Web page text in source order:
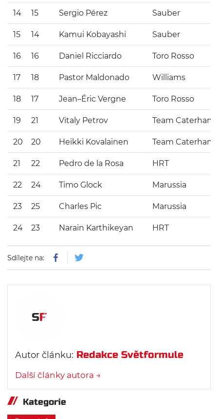
14 15 Sergio Pérez Sauber
15 14 Kamui Kobayashi Sauber
16 16 Daniel Ricciardo Toro Rosso
17 18 Pastor Maldonado Williams
18 17 Jean–Éric Vergne Toro Rosso
19 21 Vitaly Petrov Team Caterham
20 20 Heikki Kovalainen Team Caterham
21 22 Pedro de la Rosa HRT
22 24 Timo Glock Marussia
23 25 Charles Pic Marussia
24 23 Narain Karthikeyan HRT
Sdílejte na:
Autor článku: Redakce Světformule
Další články autora →
Kategorie